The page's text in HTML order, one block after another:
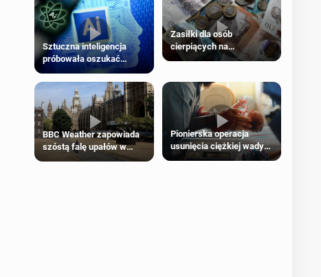
Sztuczna inteligencja
próbowała oszukać
człowieka
Zasiłki dla osób
cierpiących na
schorzenia psychiczne
BBC Weather zapowiada
szóstą falę upałów w
Londynie
Pionierska operacja
usunięcia ciężkiej wady
wrodzonej płodu w łonie